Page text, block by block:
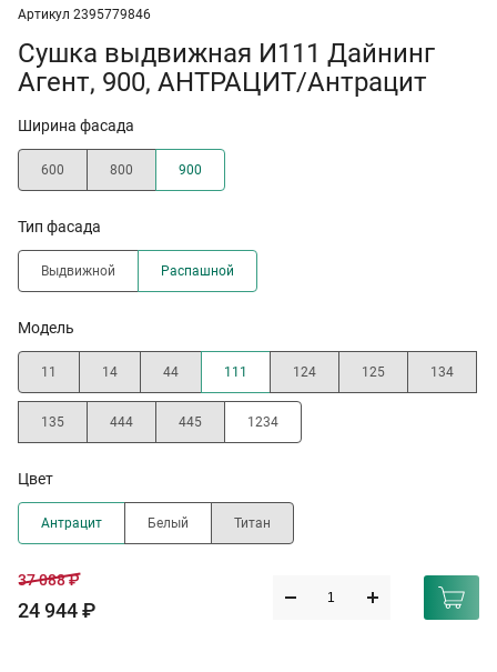
Артикул 2395779846
Сушка выдвижная И111 Дайнинг
Агент, 900, АНТРАЦИТ/Антрацит
Ширина фасада
600 800 900
Тип фасада
Выдвижной Распашной
Модель
11 14 44 111 124 125 134
135 444 445 1234
Цвет
Антрацит Белый Титан
37 088 ₽
24 944 ₽